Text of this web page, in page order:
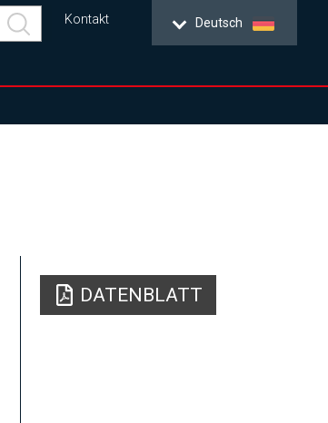
Deutsch
Kontakt
DATENBLATT